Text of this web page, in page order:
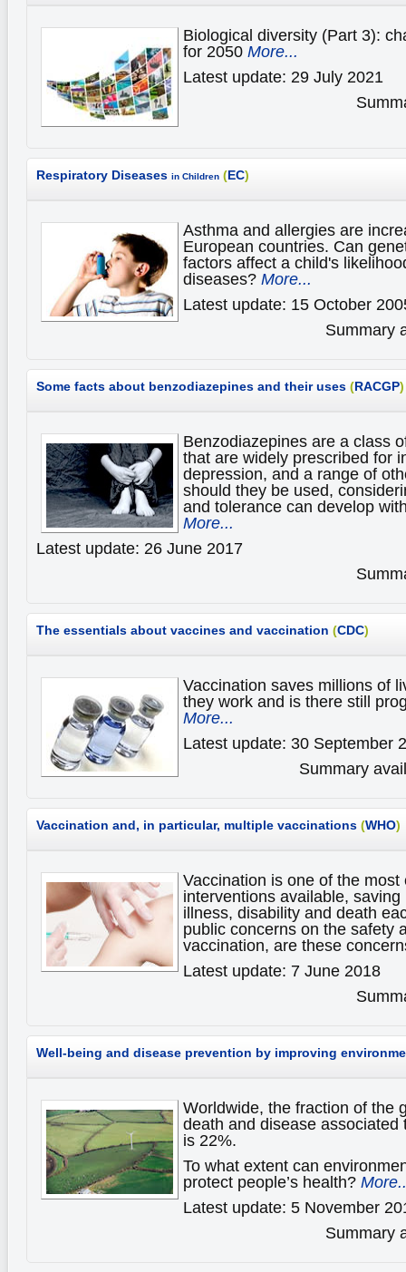
Biological diversity (Part 3):
for 2050 More...
Latest update: 29 July 2021
Respiratory Diseases in Children (EC)
Asthma and allergies are
European countries. Can
factors affect a child's
diseases? More...
Latest update: 15 October
Summary
Some facts about benzodiazepines and their uses (RACGP)
Benzodiazepines are a class
that are widely prescribed for
depression, and a range of
should they be used,
and tolerance can develop
More...
Latest update: 26 June 2017
The essentials about vaccines and vaccination (CDC)
Vaccination saves millions of
they work and is there still
More...
Latest update: 30 September
Summary
Vaccination and, in particular, multiple vaccinations (WHO)
Vaccination is one of the
interventions available,
illness, disability and death
public concerns on the safety
vaccination, are these
Latest update: 7 June 2018
Well-being and disease prevention by improving
Worldwide, the fraction of the
death and disease associated
is 22%.
To what extent can
protect people’s health?
Latest update: 5 November
Summary